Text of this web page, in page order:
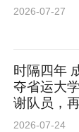
2026-07-27
时隔四年
夺省运大
谢队员，
大”
2026-07-24